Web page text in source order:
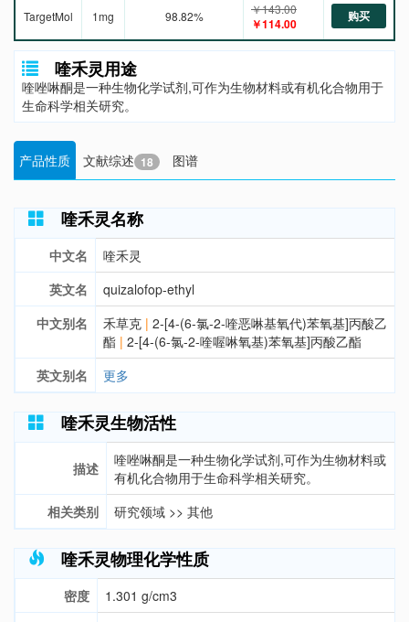
TargetMol 1mg 98.82% ￥143.00
￥114.00 购买
喹禾灵用途
喹唑啉酮是一种生物化学试剂,可作为生物材料或有机化合物用于
生命科学相关研究。
产品性质 文献综述 18 图谱
喹禾灵名称
中文名
喹禾灵
英文名
quizalofop-ethyl
中文别名
禾草克 | 2-[4-(6-氯-2-喹恶啉基氧代)苯氧基]丙酸乙
酯 | 2-[4-(6-氯-2-喹喔啉氧基)苯氧基]丙酸乙酯
英文别名
更多
喹禾灵生物活性
描述
喹唑啉酮是一种生物化学试剂,可作为生物材料或
有机化合物用于生命科学相关研究。
相关类别
研究领域 >> 其他
喹禾灵物理化学性质
密度
1.301 g/cm3